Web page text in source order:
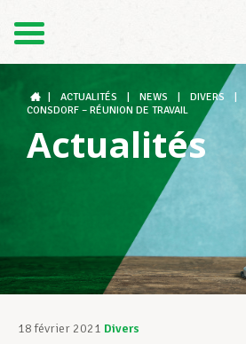
DE
Le LCGB
Structures syndicales
Assistance au Travail
ACTUALITÉS NEWS DIVERS
CONSDORF – RÉUNION DE TRAVAIL
Actualités
18 février 2021 Divers